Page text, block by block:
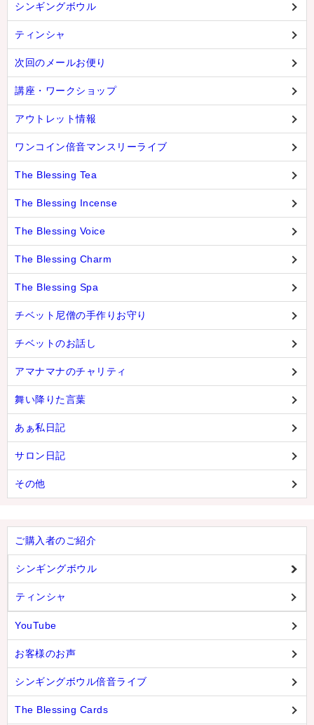
シンギングボウル
ティンシャ
次回のメールお便り
講座・ワークショップ
アウトレット情報
ワンコイン倍音マンスリーライブ
The Blessing Tea
The Blessing Incense
The Blessing Voice
The Blessing Charm
The Blessing Spa
チベット尼僧の手作りお守り
チベットのお話し
アマナマナのチャリティ
舞い降りた言葉
あぁ私日記
サロン日記
その他
ご購入者のご紹介
シンギングボウル
ティンシャ
YouTube
お客様のお声
シンギングボウル倍音ライブ
The Blessing Cards